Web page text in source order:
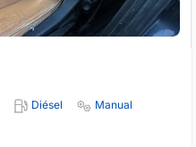
Diésel
Manual